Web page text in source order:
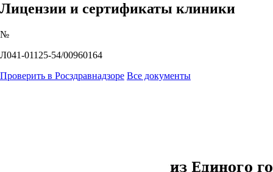
Лицензии и сертификаты клиники
№
Л041-01125-54/00960164
Проверить в Росздравнадзоре Все документы